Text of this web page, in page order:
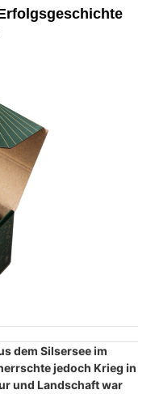
dem Silsersee im
jedoch Krieg in
und Landschaft war